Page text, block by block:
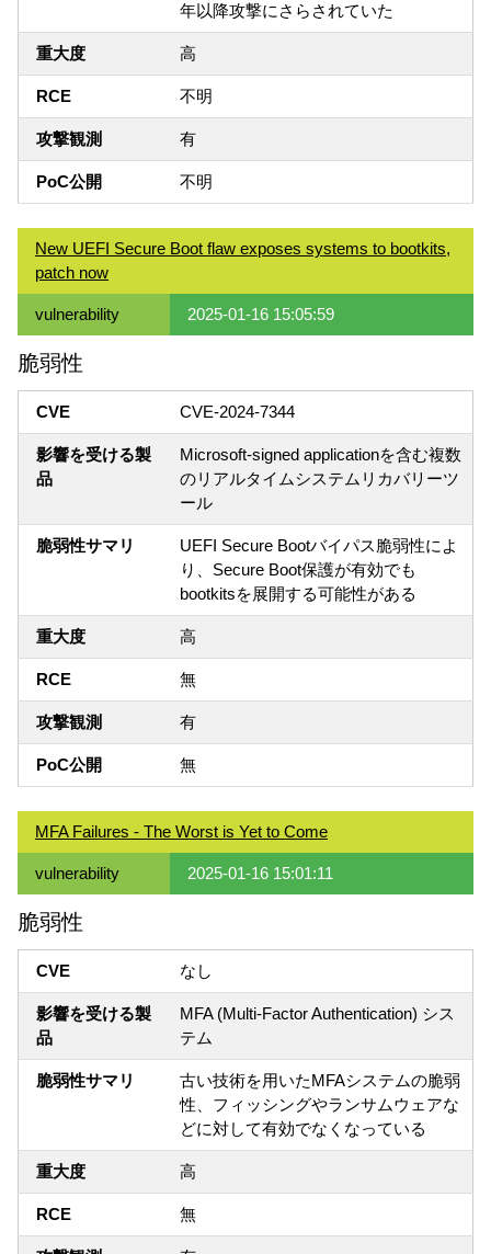
年以降攻撃にさらされていた
重大度 高
RCE 不明
攻撃観測 有
PoC公開 不明
New UEFI Secure Boot flaw exposes systems to bootkits,
patch now
vulnerability 2025-01-16 15:05:59
脆弱性
CVE CVE-2024-7344
影響を受ける製
品
Microsoft-signed applicationを含む複数
のリアルタイムシステムリカバリーツ
ール
脆弱性サマリ
UEFI Secure Bootバイパス脆弱性によ
り、Secure Boot保護が有効でも
bootkitsを展開する可能性がある
重大度 高
RCE 無
攻撃観測 有
PoC公開 無
MFA Failures - The Worst is Yet to Come
vulnerability 2025-01-16 15:01:11
脆弱性
CVE なし
影響を受ける製
品
MFA (Multi-Factor Authentication) シス
テム
脆弱性サマリ
古い技術を用いたMFAシステムの脆弱
性、フィッシングやランサムウェアな
どに対して有効でなくなっている
重大度 高
RCE 無